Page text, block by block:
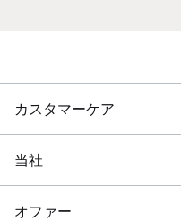
カスタマーケア
当社
オファー